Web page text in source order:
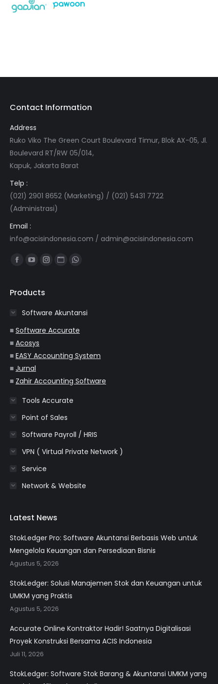
Contact Information
Address
Ruko Viko The Green Court Boulevard Timur, Blok AX-05, Jl.
Boulevard RT/RW 05/014,
Kapuk, Jakarta Barat
Telp :
(021) 2901 8652 (Marketing) / (021) 5431 7722
(Administrasi)
Email :
info@acisindonesia.com / admin@acisindonesia.com
Find us on:
Facebook
opens
new
window
YouTube
opens
new
window
Instagram
new
window
Website
new
window
Whatsapp
new
window
Products
Software Akuntansi
■ Software Accurate
■ Acosys
■ EASY Accounting System
■ Jurnal
■ Zahir Accounting Software
Tools Accurate
Point of Sales
Software Payroll / HRIS
VPN ( Virtual Private Network )
Service
Network & Website
Latest News
StokLedger Pro: Software Akuntansi Berbasis Web untuk
Mengelola Keuangan dan Persediaan Bisnis
Agustus 5, 2026
StokLedger: Solusi Manajemen Stok dan Keuangan untuk
UMKM yang Praktis
Agustus 5, 2026
Accurate Online Kontraktor Hadir! Saatnya Digitalisasi
Proyek Konstruksi Bersama ACIS Indonesia
Juli 11, 2026
StokLedger: Software Stok Barang & Akuntansi UMKM yang